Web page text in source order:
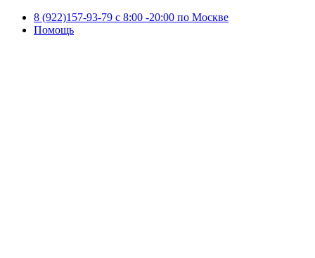
8 (922)157-93-79 c 8:00 -20:00 по Москве
Помощь